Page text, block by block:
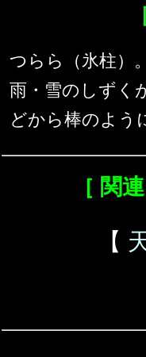
つらら（氷柱）。
雨・雪のしずく
どから棒のよう
［ 関
【